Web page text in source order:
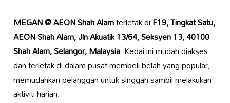
MEGAN @ AEON Shah Alamterletak diF19, Tingkat Satu,
AEON Shah Alam, Jln Akuatik 13/64, Seksyen 13, 40100
Shah Alam, Selangor, Malaysia. Kedai ini mudah diakses
dan terletak di dalam pusat membeli-belah yang popular,
memudahkan pelanggan untuk singgah sambil melakukan
aktiviti harian.